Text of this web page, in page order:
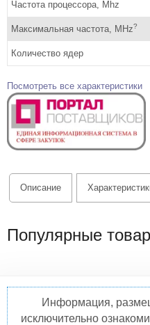
Частота процессора, Mhz
Максимальная частота, MHz?
Количество ядер
Посмотреть все характеристики
Описание
Популярные
Информация,
исключительно